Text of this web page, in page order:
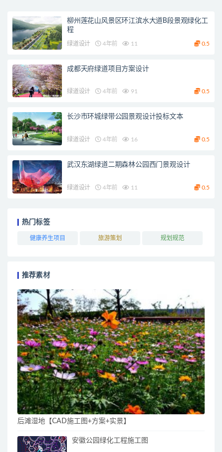
柳州莲花山风景区环江滨水大道B段景观绿化工
程
绿道设计 4年前 11 0.5
成都天府绿道项目方案设计
绿道设计 4年前 91 0.5
长沙市环城绿带公园景观设计投标文本
绿道设计 4年前 16 0.5
武汉东湖绿道二期森林公园西门景观设计
绿道设计 4年前 11 0.5
热门标签
健康养生项目 旅游策划 规划规范
推荐素材
后滩湿地【CAD施工图+方案+实景】
安徽公园绿化工程施工图